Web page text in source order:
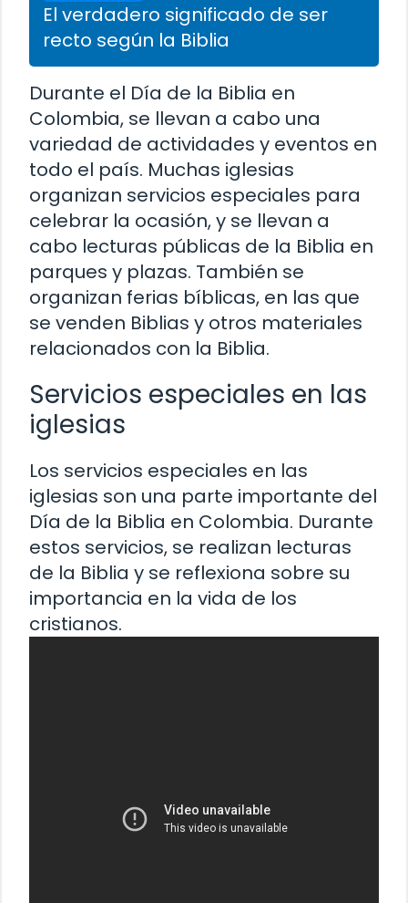
El verdadero significado de ser
recto según la Biblia
Durante el Día de la Biblia en
Colombia, se llevan a cabo una
variedad de actividades y eventos en
todo el país. Muchas iglesias
organizan servicios especiales para
celebrar la ocasión, y se llevan a
cabo lecturas públicas de la Biblia en
parques y plazas. También se
organizan ferias bíblicas, en las que
se venden Biblias y otros materiales
relacionados con la Biblia.
Servicios especiales en las
iglesias
Los servicios especiales en las
iglesias son una parte importante del
Día de la Biblia en Colombia. Durante
estos servicios, se realizan lecturas
de la Biblia y se reflexiona sobre su
importancia en la vida de los
cristianos.